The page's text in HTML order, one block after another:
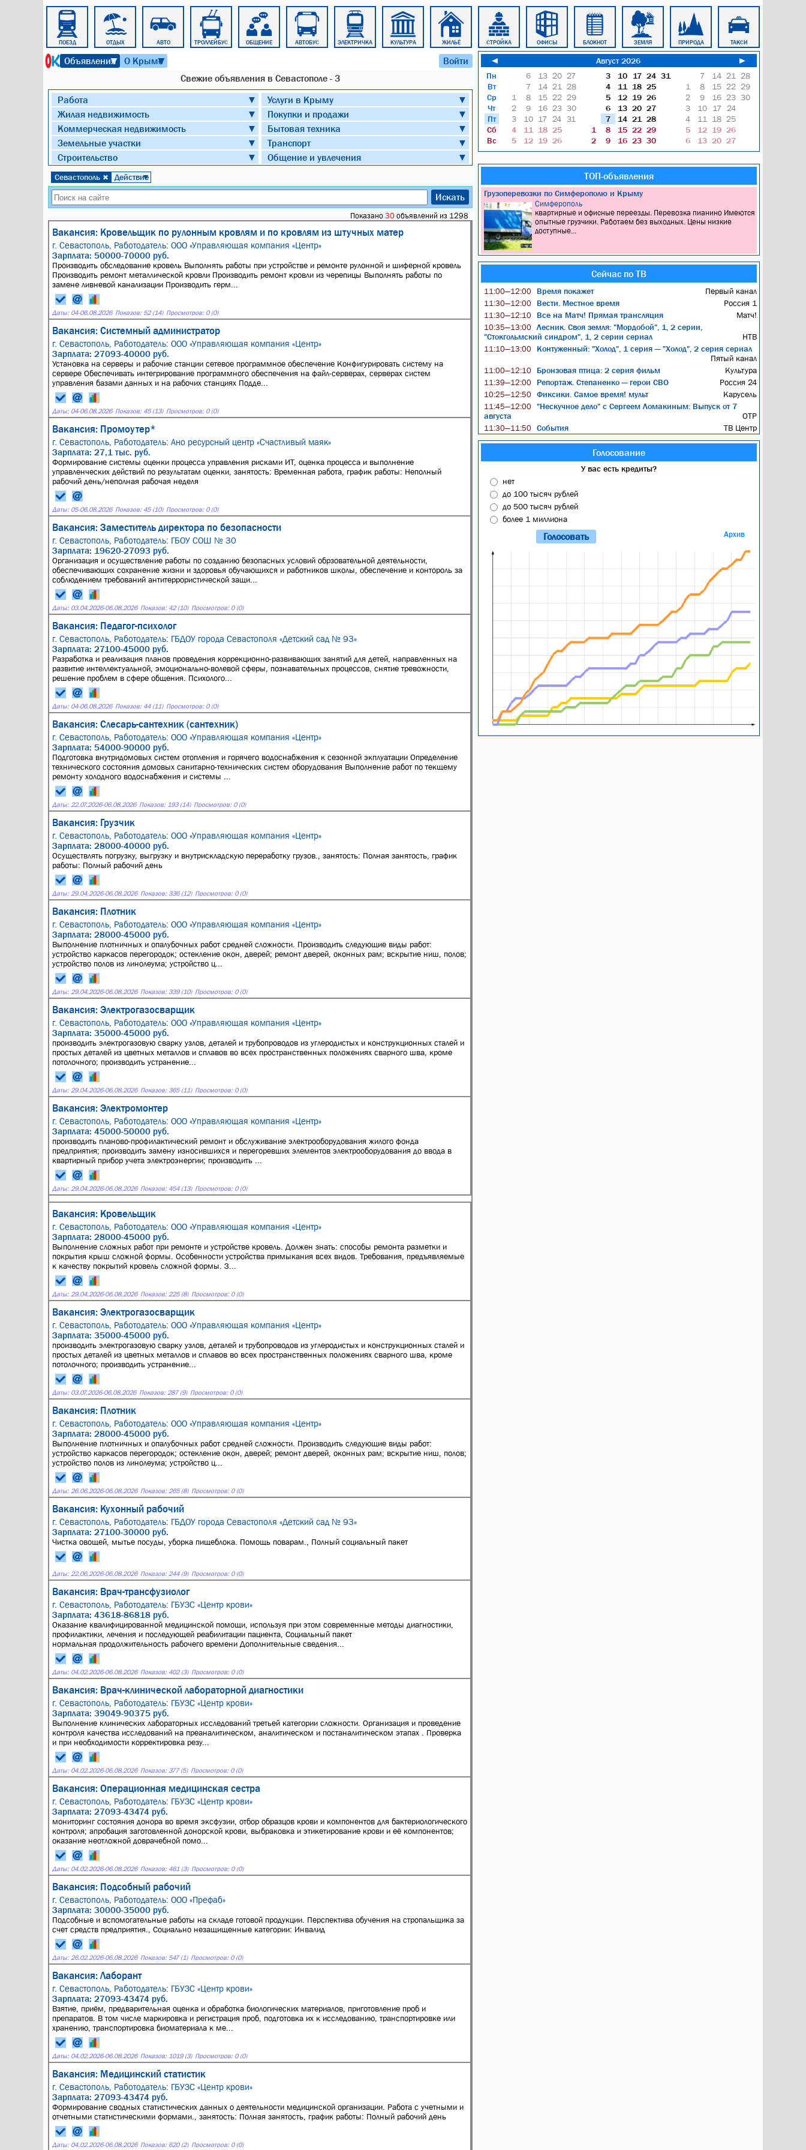
ПОЕЗД ОТДЫХ АВТО ТРОЛЛЕЙБУС ОБЩЕНИЕ АВТОБУС ЭЛЕКТРИЧКА КУЛЬТУРА ЖИЛЬЁ СТРОЙКА ОФИСЫ БЛОКНОТ ЗЕМЛЯ ПРИРОДА ТАКСИ
Объявления
▼ О Крыме
▼ Войти
Cвежие объявления в Севастополе - 3
Работа
▼
Жилая недвижимость ▼
Коммерческая недвижимость ▼
Земельные участки ▼
Строительство ▼
Услуги в Крыму ▼
Покупки и продажи ▼
Бытовая техника ▼
Транспорт ▼
Общение и увлечения
▼
Севастополь ✖ Действие
▼
Искать
Показано 30 объявлений из 1298
Вакансия: Кровельщик по рулонным кровлям и по кровлям из штучных матер
г. Севастополь, Работодатель: ООО «Управляющая компания «Центр»
Зарплата: 50000-70000 руб.
Производить обследование кровель Выполнять работы при устройстве и ремонте рулонной и шиферной кровель
Производить ремонт металлической кровли Производить ремонт кровли из черепицы Выполнять работы по
замене ливневой канализации Производить герм...
Даты: 04-06.08.2026 Показов: 52 (14) Просмотров: 0 (0)
Вакансия: Системный администратор
г. Севастополь, Работодатель: ООО «Управляющая компания «Центр»
Зарплата: 27093-40000 руб.
Установка на серверы и рабочие станции сетевое программное обеспечение Конфигурировать систему на
сервере Обеспечивать интегрирование программного обеспечения на файл-серверах, серверах систем
управления базами данных и на рабочих станциях Подде...
Даты: 04-06.08.2026 Показов: 45 (13) Просмотров: 0 (0)
Вакансия: Промоутер*
г. Севастополь, Работодатель: Ано ресурсный центр «Счастливый маяк»
Зарплата: 27,1 тыс. руб.
Формирование системы оценки процесса управления рисками ИТ, оценка процесса и выполнение
управленческих действий по результатам оценки, занятость: Временная работа, график работы: Неполный
рабочий день/неполная рабочая неделя
Даты: 05-06.08.2026 Показов: 45 (10) Просмотров: 0 (0)
Вакансия: Заместитель директора по безопасности
г. Севастополь, Работодатель: ГБОУ СОШ № 30
Зарплата: 19620-27093 руб.
Организация и осуществление работы по созданию безопасных условий обрзовательной деятельности,
обеспечивающих сохранение жизни и здоровья обучающихся и работников школы, обеспечение и контороль за
соблюдением требований антитеррористической защи...
Даты: 03.04.2026-06.08.2026 Показов: 42 (10) Просмотров: 0 (0)
Вакансия: Педагог-психолог
г. Севастополь, Работодатель: ГБДОУ города Севастополя «Детский сад № 93»
Зарплата: 27100-45000 руб.
Разработка и реализация планов проведения коррекционно-развивающих занятий для детей, направленных на
развитие интеллектуальной, эмоционально-волевой сферы, познавательных процессов, снятие тревожности,
решение проблем в сфере общения. Психолого...
Даты: 04-06.08.2026 Показов: 44 (11) Просмотров: 0 (0)
Вакансия: Слесарь-сантехник (сантехник)
г. Севастополь, Работодатель: ООО «Управляющая компания «Центр»
Зарплата: 54000-90000 руб.
Подготовка внутридомовых систем отопления и горячего водоснабжения к сезонной экплуатации Определение
технического состояния домовых санитарно-технических систем оборудования Выполнение работ по текщему
ремонту холодного водоснабжения и системы ...
Даты: 22.07.2026-06.08.2026 Показов: 193 (14) Просмотров: 0 (0)
Вакансия: Грузчик
г. Севастополь, Работодатель: ООО «Управляющая компания «Центр»
Зарплата: 28000-40000 руб.
Осуществлять погрузку, выгрузку и внутрискладскую переработку грузов., занятость: Полная занятость, график
работы: Полный рабочий день
Даты: 29.04.2026-06.08.2026 Показов: 336 (12) Просмотров: 0 (0)
Вакансия: Плотник
г. Севастополь, Работодатель: ООО «Управляющая компания «Центр»
Зарплата: 28000-45000 руб.
Выполнение плотничных и опалубочных работ средней сложности. Производить следующие виды работ:
устройство каркасов перегородок; остекление окон, дверей; ремонт дверей, оконных рам; вскрытие ниш, полов;
устройство полов из линолеума; устройство ц...
Даты: 29.04.2026-06.08.2026 Показов: 339 (10) Просмотров: 0 (0)
Вакансия: Электрогазосварщик
г. Севастополь, Работодатель: ООО «Управляющая компания «Центр»
Зарплата: 35000-45000 руб.
производить электрогазовую сварку узлов, деталей и трубопроводов из углеродистых и конструкционных сталей и
простых деталей из цветных металлов и сплавов во всех пространственных положениях сварного шва, кроме
потолочного; производить устранение...
Даты: 29.04.2026-06.08.2026 Показов: 365 (11) Просмотров: 0 (0)
Вакансия: Электромонтер
г. Севастополь, Работодатель: ООО «Управляющая компания «Центр»
Зарплата: 45000-50000 руб.
производить планово-профилактический ремонт и обслуживание электрооборудования жилого фонда
предприятия; производить замену износившихся и перегоревших элементов электрооборудования до ввода в
квартирный прибор учета электроэнергии; производить ...
Даты: 29.04.2026-06.08.2026 Показов: 454 (13) Просмотров: 0 (0)
Вакансия: Кровельщик
г. Севастополь, Работодатель: ООО «Управляющая компания «Центр»
Зарплата: 28000-45000 руб.
Выполнение сложных работ при ремонте и устройстве кровель. Должен знать: способы ремонта разметки и
покрытия крыш сложной формы. Особенности устройства примыкания всех видов. Требования, предъявляемые
к качеству покрытий кровель сложной формы. З...
Даты: 29.04.2026-06.08.2026 Показов: 225 (8) Просмотров: 0 (0)
Вакансия: Электрогазосварщик
г. Севастополь, Работодатель: ООО «Управляющая компания «Центр»
Зарплата: 35000-45000 руб.
производить электрогазовую сварку узлов, деталей и трубопроводов из углеродистых и конструкционных сталей и
простых деталей из цветных металлов и сплавов во всех пространственных положениях сварного шва, кроме
потолочного; производить устранение...
Даты: 03.07.2026-06.08.2026 Показов: 287 (9) Просмотров: 0 (0)
Вакансия: Плотник
г. Севастополь, Работодатель: ООО «Управляющая компания «Центр»
Зарплата: 28000-45000 руб.
Выполнение плотничных и опалубочных работ средней сложности. Производить следующие виды работ:
устройство каркасов перегородок; остекление окон, дверей; ремонт дверей, оконных рам; вскрытие ниш, полов;
устройство полов из линолеума; устройство ц...
Даты: 26.06.2026-06.08.2026 Показов: 265 (8) Просмотров: 0 (0)
Вакансия: Кухонный рабочий
г. Севастополь, Работодатель: ГБДОУ города Севастополя «Детский сад № 93»
Зарплата: 27100-30000 руб.
Чистка овощей, мытье посуды, уборка пищеблока. Помощь поварам., Полный социальный пакет
Даты: 22.06.2026-06.08.2026 Показов: 244 (9) Просмотров: 0 (0)
Вакансия: Врач-трансфузиолог
г. Севастополь, Работодатель: ГБУЗС «Центр крови»
Зарплата: 43618-86818 руб.
Оказание квалифицированной медицинской помощи, используя при этом современные методы диагностики,
профилактики, лечения и последующей реабилитации пациента, Социальный пакет
нормальная продолжительность рабочего времени Дополнительные сведения...
Даты: 04.02.2026-06.08.2026 Показов: 402 (3) Просмотров: 0 (0)
Вакансия: Врач-клинической лабораторной диагностики
г. Севастополь, Работодатель: ГБУЗС «Центр крови»
Зарплата: 39049-90375 руб.
Выполнение клинических лабораторных исследований третьей категории сложности. Организация и проведение
контроля качества исследований на преаналитическом, аналитическом и постаналитическом этапах . Проверка
и при необходимости корректировка резу...
Даты: 04.02.2026-06.08.2026 Показов: 377 (5) Просмотров: 0 (0)
Вакансия: Операционная медицинская сестра
г. Севастополь, Работодатель: ГБУЗС «Центр крови»
Зарплата: 27093-43474 руб.
мониторинг состояния донора во время эксфузии, отбор образцов крови и компонентов для бактериологического
контроля; апробация заготовленной донорской крови, выбраковка и этикетирование крови и её компонентов;
оказание неотложной доврачебной помо...
Даты: 04.02.2026-06.08.2026 Показов: 461 (3) Просмотров: 0 (0)
Вакансия: Подсобный рабочий
г. Севастополь, Работодатель: ООО «Префаб»
Зарплата: 30000-35000 руб.
Подсобные и вспомогательные работы на складе готовой продукции. Перспектива обучения на стропальщика за
счет средств предприятия., Социально незащищенные категории: Инвалид
Даты: 26.02.2026-06.08.2026 Показов: 547 (1) Просмотров: 0 (0)
Вакансия: Лаборант
г. Севастополь, Работодатель: ГБУЗС «Центр крови»
Зарплата: 27093-43474 руб.
Взятие, приём, предварительная оценка и обработка биологических материалов, приготовление проб и
препаратов. В том числе маркировка и регистрация проб, подготовка их к исследованию, транспортировке или
хранению, транспортировка биоматериала к ме...
Даты: 04.02.2026-06.08.2026 Показов: 1019 (3) Просмотров: 0 (0)
Вакансия: Медицинский статистик
г. Севастополь, Работодатель: ГБУЗС «Центр крови»
Зарплата: 27093-43474 руб.
Формирование сводных статистических данных о деятельности медицинской организации. Работа с учетными и
отчетными статистическими формами., занятость: Полная занятость, график работы: Полный рабочий день
Даты: 04.02.2026-06.08.2026 Показов: 620 (2) Просмотров: 0 (0)
◄ Август 2026
►
Пн
Вт
Ср
Чт
Пт
Сб
Вс
6 13 20 27
7
14 21
28
1
8 15 22 29
2
9 16 23 30
3
10 17 24 31
4
11 18 25
5
12 19 26
3 10 17 24 31
4
11 18 25
5
12 19 26
6
13 20 27
7
14 21
28
1
8 15 22 29
2
9 16 23 30
7 14 21
28
1
8 15 22 29
2
9 16 23 30
3
10 17
24
4
11 18 25
5
12 19 26
6
13 20 27
ТОП-объявления
Грузоперевозки по Симферополю и Крыму
Симферополь
квартирные и офисные переезды. Перевозка пианино Имеются
опытные грузчики. Работаем без выходных. Цены низкие
доступные...
Сейчас по ТВ
11:00—12:00 Время покажет Первый канал
11:30—12:00 Вести. Местное время Россия 1
11:30—12:10 Все на Матч! Прямая трансляция Матч!
10:35—13:00
Лесник. Своя земля: "Мордобой", 1, 2 серии,
"Стокгольмский синдром", 1, 2 серии сериал
НТВ
11:10—13:00
Контуженный: "Холод", 1 серия — "Холод", 2 серия сериал
Пятый канал
11:00—12:10 Бронзовая птица: 2 серия фильм Культура
11:39—12:00 Репортаж. Степаненко — герои СВО Россия 24
10:25—12:50 Фиксики. Самое время! мульт Карусель
11:45—12:00
"Нескучное дело" с Сергеем Ломакиным: Выпуск от 7
августа
ОТР
11:30—11:50 События ТВ Центр
Голосование
У вас есть кредиты?
нет
до 100 тысяч рублей
до 500 тысяч рублей
более 1 миллиона
Архив